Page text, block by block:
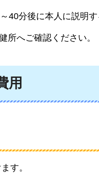
40分後に本人に説明
所へご確認ください。
用
す。